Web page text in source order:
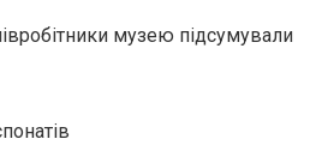
музею підсумували